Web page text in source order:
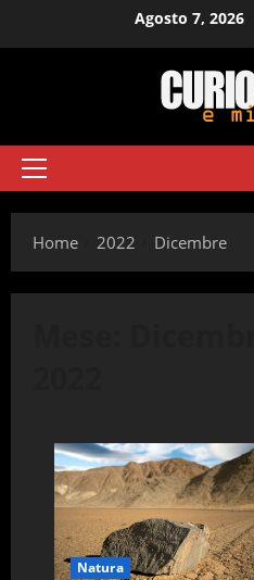
Agosto 7, 2026
Menu
Home
2022 Dicembre
Natura